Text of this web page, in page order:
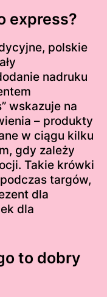
express?
polskie
nadruku
wskazuje na
– produkty
w ciągu kilku
gdy zależy
Takie krówki
targów,
dla
dla
to dobry